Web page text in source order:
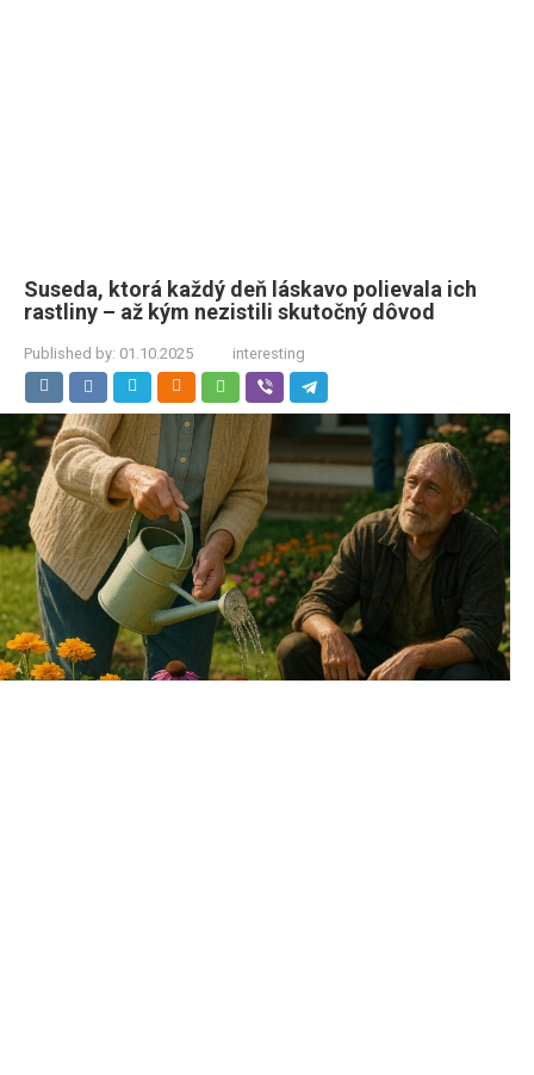
Suseda, ktorá každý deň láskavo polievala ich
rastliny – až kým nezistili skutočný dôvod
Published by: 01.10.2025 interesting